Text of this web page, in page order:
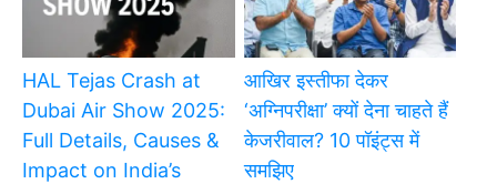
HAL Tejas Crash at
Dubai Air Show 2025:
Full Details, Causes &
Impact on India’s
आखिर इस्तीफा देकर
‘अग्निपरीक्षा’ क्यों देना चाहते हैं
केजरीवाल? 10 पॉइंट्स में
समझिए